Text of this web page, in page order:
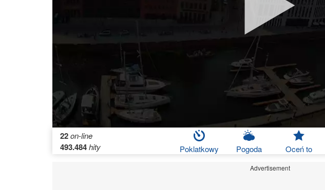
22on-line
493.484hity Poklatkowy Pogoda Oceń to
Advertisement